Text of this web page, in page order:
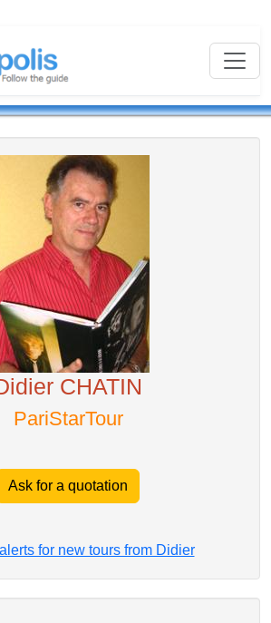
CHATIN
PariStarTour
Ask for a quotation
for new tours from Didier